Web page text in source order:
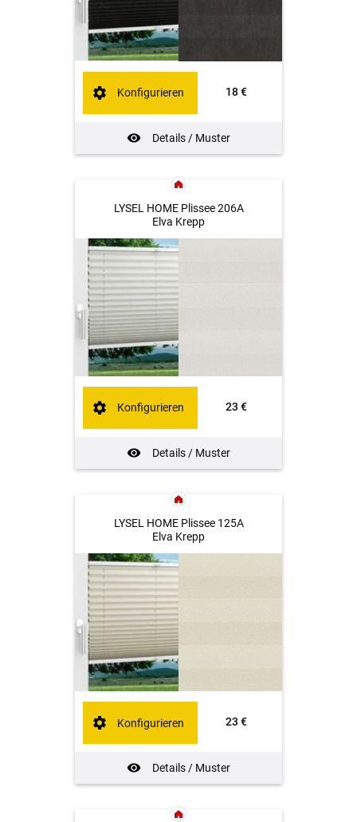
18 €
Details / Muster
Konfigurieren
LYSEL HOME Plissee 206A
Elva Krepp
23 €
Details / Muster
Konfigurieren
LYSEL HOME Plissee 125A
Elva Krepp
23 €
Details / Muster
Konfigurieren